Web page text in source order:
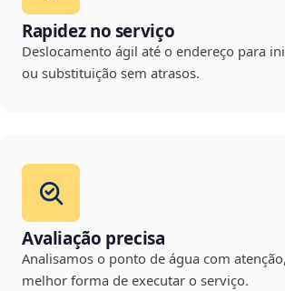
Rapidez no serviço
Deslocamento ágil até o endereço para
ou substituição sem atrasos.
Avaliação precisa
Analisamos o ponto de água com
melhor forma de executar o serviço.